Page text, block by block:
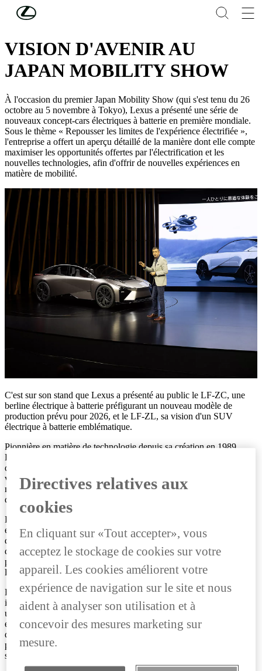
Skip to Main Content
CONCEPT-CARS ÉLECTRIQUES
VISION D'AVENIR AU
JAPAN MOBILITY SHOW
À l'occasion du premier Japan Mobility Show (qui s'est tenu du 26
octobre au 5 novembre à Tokyo), Lexus a présenté une série de
nouveaux concept-cars électriques à batterie en première mondiale.
Sous le thème « Repousser les limites de l'expérience électrifiée »,
l'entreprise a offert un aperçu détaillé de la manière dont elle compte
maximiser les opportunités offertes par l'électrification et les
nouvelles technologies, afin d'offrir de nouvelles expériences en
matière de mobilité.
C'est sur son stand que Lexus a présenté au public le LF-ZC, une
berline électrique à batterie préfigurant un nouveau modèle de
production prévu pour 2026, et le LF-ZL, sa vision d'un SUV
électrique à batterie emblématique.
Pionnière en matière de technologie depuis sa création en 1989,
Lexus est fière de son héritage qui l'a vue bousculer les conventions
du marché automobile de luxe et offrir sans cesse une nouvelle
valeur à ses clients. Désormais reconnue en tant que marque de luxe
mondiale, elle ne cesse de relever les défis en créant des voitures et
des expériences qui dépassent les attentes de ses clients.
L'ambition de Lexus est de devenir une marque de véhicules
électriques à batterie en Europe d'ici 2030 et dans le monde entier
d'ici 2035. Pour y parvenir, elle lancera une toute nouvelle structure
de véhicule modulaire, adoptera de nouvelles technologies de
production de pointe et repensera entièrement la plateforme
logicielle de ses véhicules.
Les deux véhicules conceptuels sont dotés d'un poste de conduite
intelligent entièrement numérique de nouvelle génération qui offre
un accès rapide et intuitif aux commandes essentielles dans un
environnement de conduite immersif. Le nouveau système
d'exploitation Arene OS permettra d'opérer des mises à jour
progressives des fonctionnalités afin de suivre l'évolution des
systèmes de sécurité et des fonctions multimédias.
Directives relatives aux
cookies
En cliquant sur «Tout accepter», vous
acceptez le stockage de cookies sur votre
appareil. Les cookies améliorent votre
expérience de navigation sur le site et nous
aident à analyser son utilisation et à
concevoir des mesures marketing sur
mesure.